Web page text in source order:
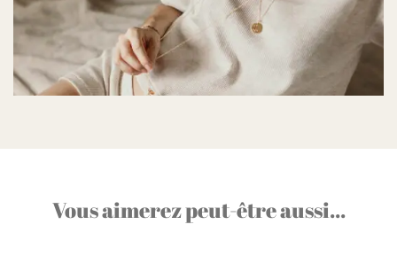
Vous aimerez peut-être aussi...